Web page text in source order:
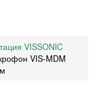
VISSONIC
VIS-MDM